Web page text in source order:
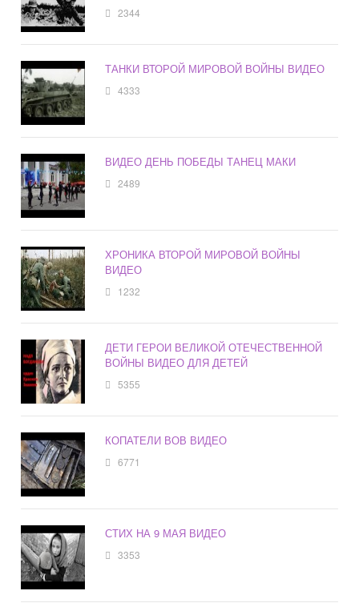
2344
ТАНКИ ВТОРОЙ МИРОВОЙ ВОЙНЫ ВИДЕО
4333
ВИДЕО ДЕНЬ ПОБЕДЫ ТАНЕЦ МАКИ
2489
ХРОНИКА ВТОРОЙ МИРОВОЙ ВОЙНЫ
ВИДЕО
1232
ДЕТИ ГЕРОИ ВЕЛИКОЙ ОТЕЧЕСТВЕННОЙ
ВОЙНЫ ВИДЕО ДЛЯ ДЕТЕЙ
5355
КОПАТЕЛИ ВОВ ВИДЕО
6771
СТИХ НА 9 МАЯ ВИДЕО
3353